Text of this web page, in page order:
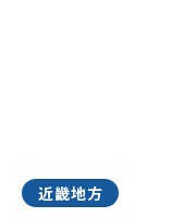
近畿地方